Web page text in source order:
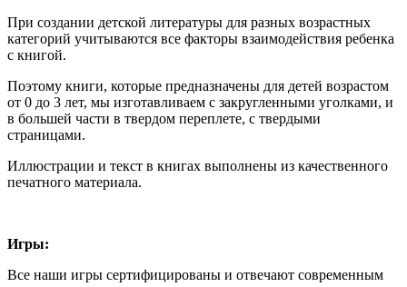
При создании детской литературы для разных возрастных
категорий учитываются все факторы взаимодействия ребенка
с книгой.
Поэтому книги, которые предназначены для детей возрастом
от 0 до 3 лет, мы изготавливаем с закругленными уголками, и
в большей части в твердом переплете, с твердыми
страницами.
Иллюстрации и текст в книгах выполнены из качественного
печатного материала.
Игры:
Все наши игры сертифицированы и отвечают современным